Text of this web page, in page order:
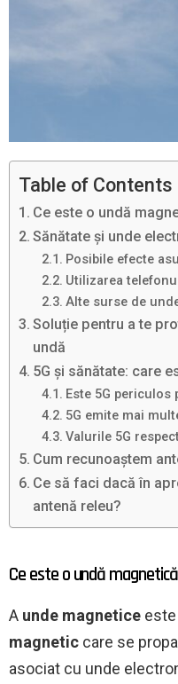
Table of Contents
Ce este o undă
Sănătate și unde
Posibile efecte
Utilizarea
Alte surse de
Soluție pentru a te
undă
5G și sănătate: care
Este 5G periculos
5G emite mai
Valurile 5G
Cum recunoaștem
Ce să faci dacă în
antenă releu?
Ce este o undă
A unde magnetice
magnetic care se
asociat cu unde